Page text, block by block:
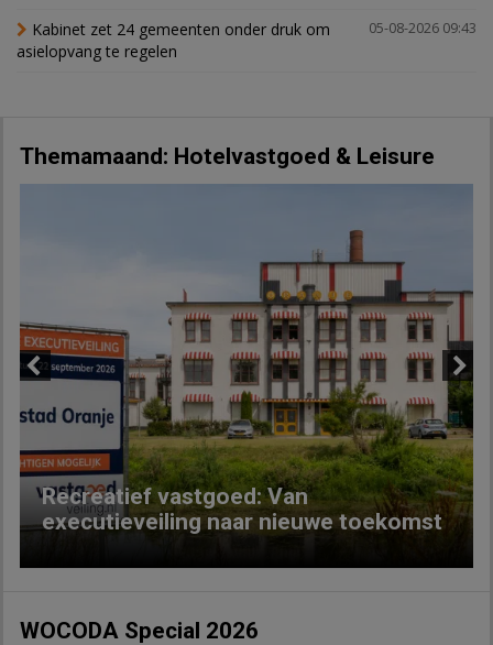
05-08-2026 09:43
Kabinet zet 24 gemeenten onder druk om
asielopvang te regelen
Themamaand: Hotelvastgoed & Leisure
Recreatief vastgoed: Van
executieveiling naar nieuwe toekomst
Next
WOCODA Special 2026